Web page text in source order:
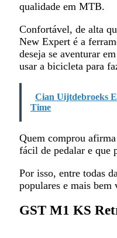
qualidade em MTB.
Confortável, de alta
New Expert é a
deseja se aventurar
usar a bicicleta para
Cian Uijtdebroeks
Time
Quem comprou
fácil de pedalar e que
Por isso, entre todas
populares e mais bem
GST M1 KS